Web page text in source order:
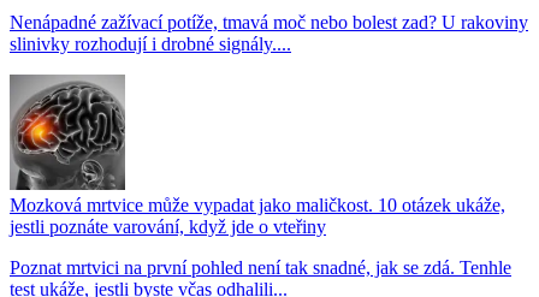
Nenápadné zažívací potíže, tmavá moč nebo bolest zad? U rakoviny
slinivky rozhodují i drobné signály....
Mozková mrtvice může vypadat jako maličkost. 10 otázek ukáže,
jestli poznáte varování, když jde o vteřiny
Poznat mrtvici na první pohled není tak snadné, jak se zdá. Tenhle
test ukáže, jestli byste včas odhalili...